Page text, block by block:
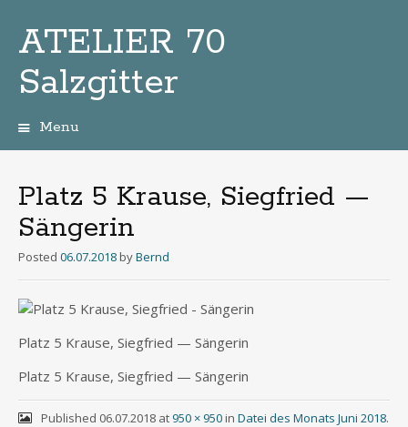
ATELIER 70
Salzgitter
Menu
Platz 5 Krause, Siegfried —
Sängerin
Posted 06.07.2018 byBernd
Platz 5 Krau­se, Sieg­fried — Sängerin
Platz 5 Krau­se, Sieg­fried — Sängerin
Published 06.07.2018at950 × 950in Datei des Monats Juni 2018.